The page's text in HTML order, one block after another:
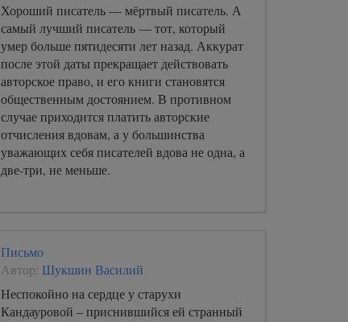
Хороший писатель — мёртвый писатель. А
самый лучший писатель — тот, который
умер больше пятидесяти лет назад. Аккурат
после этой даты прекращает действовать
авторское право, и его книги становятся
общественным достоянием. В противном
случае приходится платить авторские
отчисления вдовам, а у большинства
уважающих себя писателей вдова не одна, а
две-три, не меньше.
Письмо
Автор: Шукшин Василий
Неспокойно на сердце у старухи
Кандауровой – приснившийся ей странный